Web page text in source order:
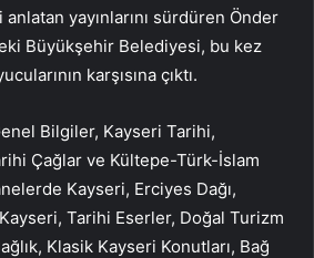
yayınlarını sürdüren Önder
Büyükşehir Belediyesi, bu kez
karşısına çıktı.
Bilgiler, Kayseri Tarihi,
Çağlar ve Kültepe-Türk-İslam
Kayseri, Erciyes Dağı,
Tarihi Eserler, Doğal Turizm
Klasik Kayseri Konutları, Bağ